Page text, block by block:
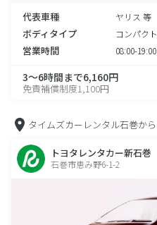
代表車種 ヤリス 等
ボディタイプ コンパクト
営業時間 08:00-19:00
3～6時間まで6,160円
免責補償制度1,100円
タイムズカーレンタル石巻から
トヨタレンタカー新石巻
石巻市恵み野6-1-2